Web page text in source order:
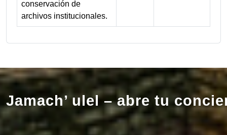
conservación de
archivos institucionales.
Jamach’ ulel – abre tu